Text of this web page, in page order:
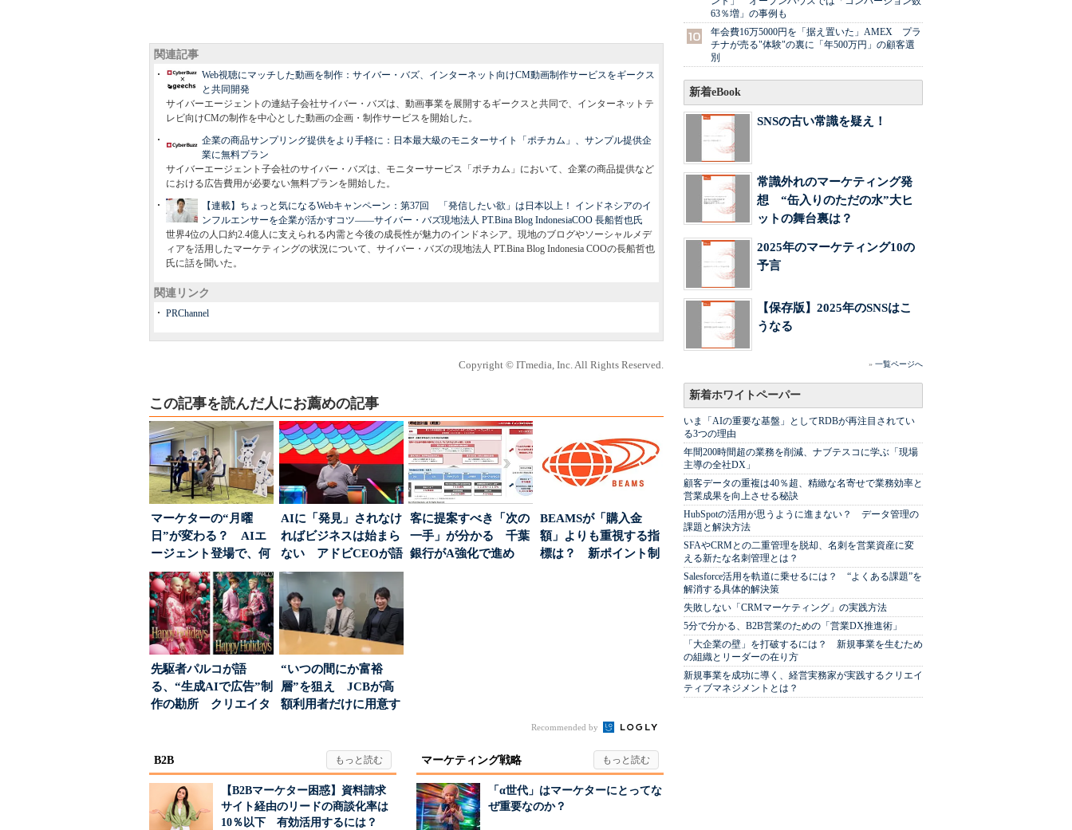
関連記事
Web視聴にマッチした動画を制作：サイバー・バズ、インターネット向けCM動画制作サービスをギークス
と共同開発
サイバーエージェントの連結子会社サイバー・バズは、動画事業を展開するギークスと共同で、インターネットテ
レビ向けCMの制作を中心とした動画の企画・制作サービスを開始した。
企業の商品サンプリング提供をより手軽に：日本最大級のモニターサイト「ポチカム」、サンプル提供企
業に無料プラン
サイバーエージェント子会社のサイバー・バズは、モニターサービス「ポチカム」において、企業の商品提供など
における広告費用が必要ない無料プランを開始した。
【連載】ちょっと気になるWebキャンペーン：第37回 「発信したい欲」は日本以上！ インドネシアのイ
ンフルエンサーを企業が活かすコツ――サイバー・バズ現地法人 PT.Bina Blog IndonesiaCOO 長船哲也氏
世界4位の人口約2.4億人に支えられる内需と今後の成長性が魅力のインドネシア。現地のブログやソーシャルメデ
ィアを活用したマーケティングの状況について、サイバー・バズの現地法人 PT.Bina Blog Indonesia COOの長船哲也
氏に話を聞いた。
関連リンク
PRChannel
Copyright © ITmedia, Inc. All Rights Reserved.
この記事を読んだ人にお薦めの記事
マーケターの“月曜
日”が変わる？ AIエ
ージェント登場で、何
が起きるか
AIに「発見」されなけ
ればビジネスは始まら
ない アドビCEOが語
った、AIエージ...
客に提案すべき「次の
一手」が分かる 千葉
銀行がA強化で進め
BEAMSが「購入金
額」よりも重視する指
標は？ 新ポイント制
先駆者パルコが語
る、“生成AIで広告”制
作の勘所 クリエイタ
“いつの間にか富裕
層”を狙え JCBが高
額利用者だけに用意す
Recommended by
B2B
【B2Bマーケター困惑】資料請求
サイト経由のリードの商談化率は
10％以下 有効活用するには？
マーケティング戦略
「α世代」はマーケターにとってな
ぜ重要なのか？
63％増」の事例も
年会費16万5000円を「据え置いた」AMEX プラ
チナが売る"体験"の裏に「年500万円」の顧客選
別
新着eBook
SNSの古い常識を疑え！
常識外れのマーケティング発
想 “缶入りのただの水”大ヒ
ットの舞台裏は？
2025年のマーケティング10の
予言
【保存版】2025年のSNSはこ
うなる
» 一覧ページへ
新着ホワイトペーパー
いま「AIの重要な基盤」としてRDBが再注目されてい
る3つの理由
年間200時間超の業務を削減、ナブテスコに学ぶ「現場
主導の全社DX」
顧客データの重複は40％超、精緻な名寄せで業務効率と
営業成果を向上させる秘訣
HubSpotの活用が思うように進まない？ データ管理の
課題と解決方法
SFAやCRMとの二重管理を脱却、名刺を営業資産に変
える新たな名刺管理とは？
Salesforce活用を軌道に乗せるには？ “よくある課題”を
解消する具体的解決策
失敗しない「CRMマーケティング」の実践方法
5分で分かる、B2B営業のための「営業DX推進術」
「大企業の壁」を打破するには？ 新規事業を生むため
の組織とリーダーの在り方
新規事業を成功に導く、経営実務家が実践するクリエイ
ティブマネジメントとは？